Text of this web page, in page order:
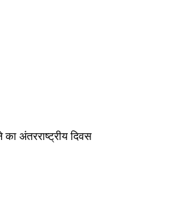
अंतरराष्ट्रीय दिवस